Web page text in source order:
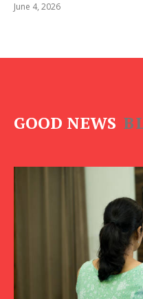
June 4, 2026
GOOD NEWS